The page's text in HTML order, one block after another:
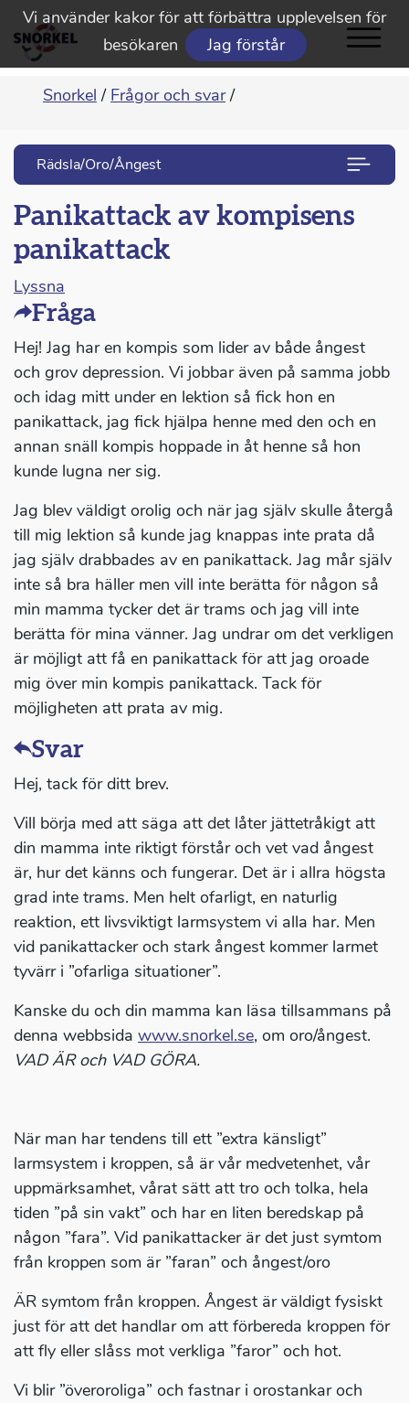
Vi använder kakor för att förbättra upplevelsen för
besökaren
Jag förstår
Snorkel / Frågor och svar /
Rädsla/Oro/Ångest
Panikattack av kompisens
panikattack
Lyssna
Fråga
Hej! Jag har en kompis som lider av både ångest
och grov depression. Vi jobbar även på samma jobb
och idag mitt under en lektion så fick hon en
panikattack, jag fick hjälpa henne med den och en
annan snäll kompis hoppade in åt henne så hon
kunde lugna ner sig.
Jag blev väldigt orolig och när jag själv skulle återgå
till mig lektion så kunde jag knappas inte prata då
jag själv drabbades av en panikattack. Jag mår själv
inte så bra häller men vill inte berätta för någon så
min mamma tycker det är trams och jag vill inte
berätta för mina vänner. Jag undrar om det verkligen
är möjligt att få en panikattack för att jag oroade
mig över min kompis panikattack. Tack för
möjligheten att prata av mig.
Svar
Hej, tack för ditt brev.
Vill börja med att säga att det låter jättetråkigt att
din mamma inte riktigt förstår och vet vad ångest
är, hur det känns och fungerar. Det är i allra högsta
grad inte trams. Men helt ofarligt, en naturlig
reaktion, ett livsviktigt larmsystem vi alla har. Men
vid panikattacker och stark ångest kommer larmet
tyvärr i ”ofarliga situationer”.
Kanske du och din mamma kan läsa tillsammans på
denna webbsida www.snorkel.se, om oro/ångest.
VAD ÄR och VAD GÖRA.
När man har tendens till ett ”extra känsligt”
larmsystem i kroppen, så är vår medvetenhet, vår
uppmärksamhet, vårat sätt att tro och tolka, hela
tiden ”på sin vakt” och har en liten beredskap på
någon ”fara”. Vid panikattacker är det just symtom
från kroppen som är ”faran” och ångest/oro
ÄR symtom från kroppen. Ångest är väldigt fysiskt
just för att det handlar om att förbereda kroppen för
att fly eller slåss mot verkliga ”faror” och hot.
Vi blir ”överoroliga” och fastnar i orostankar och